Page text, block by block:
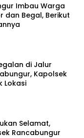
Imbau Warga
dan Begal, Berikut
di Jalur
Kapolsek
Lokasi
Selamat,
Rancabungur